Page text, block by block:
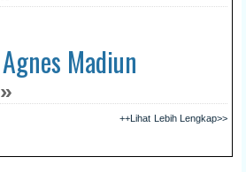
Agnes Madiun
»
++Lihat Lebih Lengkap>>